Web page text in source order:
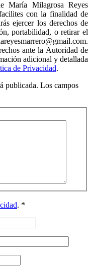
María Milagrosa Reyes
con la finalidad de
ejercer los derechos de
portabilidad, o retirar el
ante la Autoridad de
adicional y detallada
de Privacidad.
publicada. Los campos
. *